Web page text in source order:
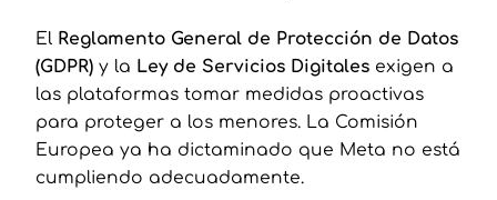
El Reglamento General de Protección de Datos
(GDPR)y la Ley de Servicios Digitalesexigen a
las plataformas tomar medidas proactivas
para proteger a los menores. La Comisión
Europea ya ha dictaminado que Meta no está
cumpliendo adecuadamente.